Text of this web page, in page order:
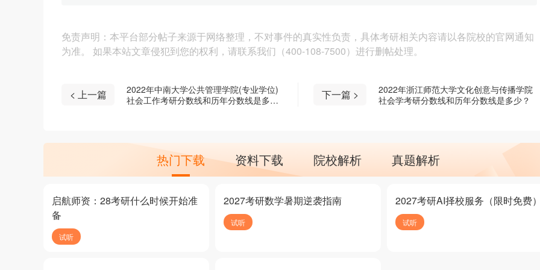
免责声明：本平台部分帖子来源于网络整理，不对事件的真实性负责，具体考研相关内容请以各院校的官网通知
为准。 如果本站文章侵犯到您的权利，请联系我们（400-108-7500）进行删帖处理。
< 上一篇
2022年中南大学公共管理学院(专业学位)
社会工作考研分数线和历年分数线是多
下一篇 >
2022年浙江师范大学文化创意与传播学院
社会学考研分数线和历年分数线是多少？
热门下载 资料下载 院校解析 真题解析
启航师资：28考研什么时候开始准
备
试听
2027考研数学暑期逆袭指南
试听
2027考研AI择校服务（限时免费
试听